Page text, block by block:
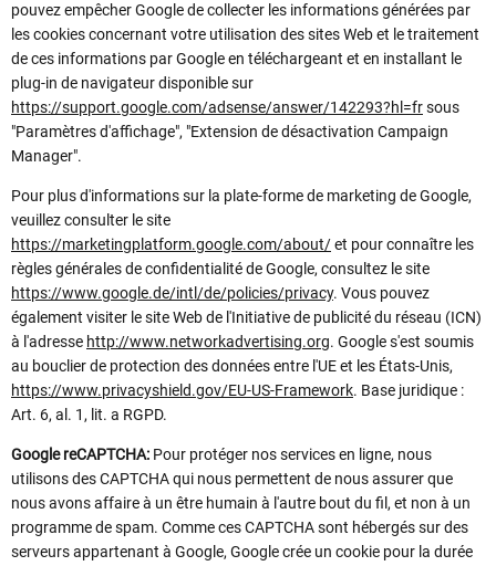
pouvez empêcher Google de collecter les informations générées par
les cookies concernant votre utilisation des sites Web et le traitement
de ces informations par Google en téléchargeant et en installant le
plug-in de navigateur disponible sur
https://support.google.com/adsense/answer/142293?hl=frsous
"Paramètres d'affichage", "Extension de désactivation Campaign
Manager".
Pour plus d'informations sur la plate-forme de marketing de Google,
veuillez consulter le site
https://marketingplatform.google.com/about/et pour connaître les
règles générales de confidentialité de Google, consultez le site
https://www.google.de/intl/de/policies/privacy. Vous pouvez
également visiter le site Web de l'Initiative de publicité du réseau (ICN)
à l'adresse http://www.networkadvertising.org. Google s'est soumis
au bouclier de protection des données entre l'UE et les États-Unis,
https://www.privacyshield.gov/EU-US-Framework. Base juridique :
Art. 6, al. 1, lit. a RGPD.
Google reCAPTCHA: Pour protéger nos services en ligne, nous
utilisons des CAPTCHA qui nous permettent de nous assurer que
nous avons affaire à un être humain à l'autre bout du fil, et non à un
programme de spam. Comme ces CAPTCHA sont hébergés sur des
serveurs appartenant à Google, Google crée un cookie pour la durée